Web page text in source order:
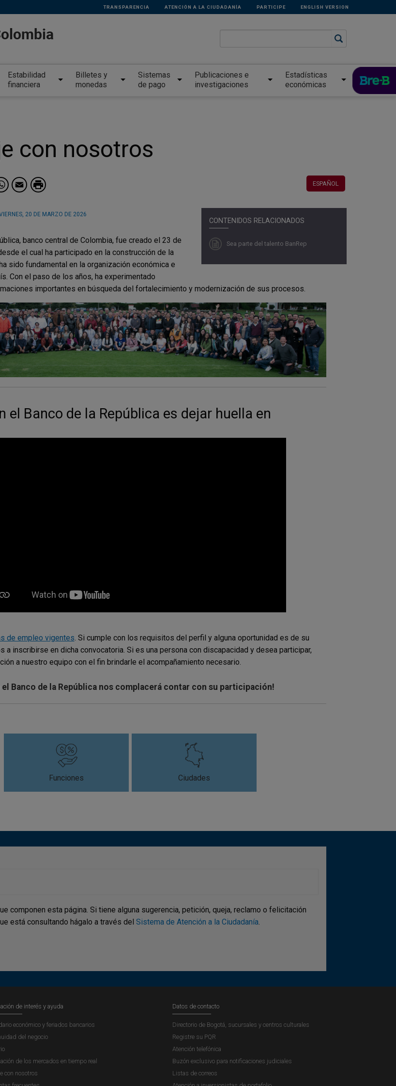
TRANSPARENCIA ATENCIÓN A LA CIUDADANÍA PARTICIPE ENGLISH VERSION
Estabilidad
financiera
Billetes y
monedas
Sistemas
de pago
Publicaciones e
investigaciones
Estadísticas
económicas
con nosotros
ESPAÑOL
WhatsApp
Email
20 DE MARZO DE 2026
CONTENIDOS RELACIONADOS
Sea parte del talento BanRep
banco central de Colombia, fue creado el 23 de
el cual ha participado en la construcción de la
sido fundamental en la organización económica e
Con el paso de los años, ha experimentado
importantes en búsqueda del fortalecimiento y modernización de sus procesos.
el Banco de la República es dejar huella en
de empleo vigentes. Si cumple con los requisitos del perfil y alguna oportunidad es de su
a inscribirse en dicha convocatoria. Si es una persona con discapacidad y desea participar,
a nuestro equipo con el fin brindarle el acompañamiento necesario.
el Banco de la República nos complacerá contar con su participación!
Funciones Ciudades
esta página. Si tiene alguna sugerencia, petición, queja, reclamo o felicitación
está consultando hágalo a través del Sistema de Atención a la Ciudadanía.
de interés y ayuda
económico y feriados bancarios
del negocio
de los mercados en tiempo real
con nosotros
Datos de contacto
Directorio de Bogotá, sucursales y centros culturales
Registre su PQR
Atención telefónica
Buzón exclusivo para notificaciones judiciales
Listas de correos